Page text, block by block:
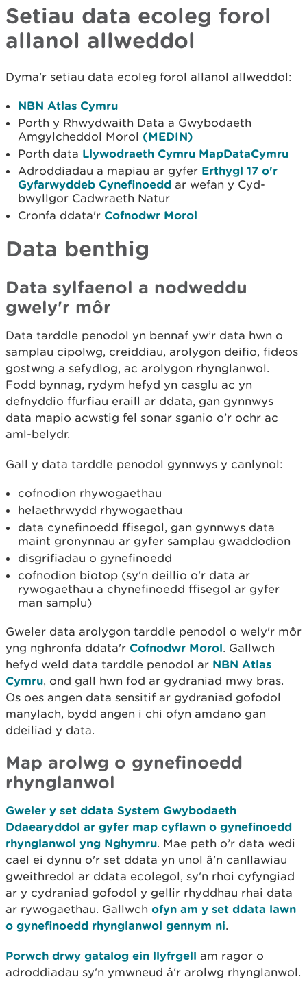
Setiau data ecoleg forol
allanol allweddol
Dyma'r setiau data ecoleg forol allanol allweddol:
NBN Atlas Cymru
Porth y Rhwydwaith Data a Gwybodaeth
Amgylcheddol Morol (MEDIN)
Porth data Llywodraeth Cymru MapDataCymru
Adroddiadau a mapiau ar gyfer Erthygl 17 o'r
Gyfarwyddeb Cynefinoedd ar wefan y Cyd-
bwyllgor Cadwraeth Natur
Cronfa ddata'r Cofnodwr Morol
Data benthig
Data sylfaenol a nodweddu
gwely'r môr
Data tarddle penodol yn bennaf yw’r data hwn o
samplau cipolwg, creiddiau, arolygon deifio, fideos
gostwng a sefydlog, ac arolygon rhynglanwol.
Fodd bynnag, rydym hefyd yn casglu ac yn
defnyddio ffurfiau eraill ar ddata, gan gynnwys
data mapio acwstig fel sonar sganio o’r ochr ac
aml-belydr.
Gall y data tarddle penodol gynnwys y canlynol:
cofnodion rhywogaethau
helaethrwydd rhywogaethau
data cynefinoedd ffisegol, gan gynnwys data
maint gronynnau ar gyfer samplau gwaddodion
disgrifiadau o gynefinoedd
cofnodion biotop (sy'n deillio o'r data ar
rywogaethau a chynefinoedd ffisegol ar gyfer
man samplu)
Gweler data arolygon tarddle penodol o wely'r môr
yng nghronfa ddata'r Cofnodwr Morol. Gallwch
hefyd weld data tarddle penodol ar NBN Atlas
Cymru, ond gall hwn fod ar gydraniad mwy bras.
Os oes angen data sensitif ar gydraniad gofodol
manylach, bydd angen i chi ofyn amdano gan
ddeiliad y data.
Map arolwg o gynefinoedd
rhynglanwol
Gweler y set ddata System Gwybodaeth
Ddaearyddol ar gyfer map cyflawn o gynefinoedd
rhynglanwol yng Nghymru. Mae peth o’r data wedi
cael ei dynnu o'r set ddata yn unol â'n canllawiau
gweithredol ar ddata ecolegol, sy'n rhoi cyfyngiad
ar y cydraniad gofodol y gellir rhyddhau rhai data
ar rywogaethau. Gallwch ofyn am y set ddata lawn
o gynefinoedd rhynglanwol gennym ni.
Porwch drwy gatalog ein llyfrgell am ragor o
adroddiadau sy'n ymwneud â'r arolwg rhynglanwol.